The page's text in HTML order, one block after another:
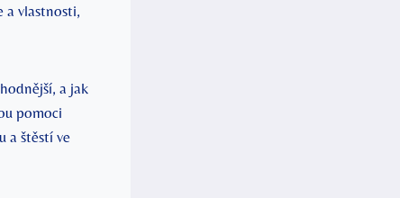
a vlastnosti,
a jak
pomoci
a štěstí ve